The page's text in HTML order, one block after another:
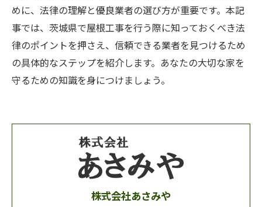
めに、法律の理解と優良業者の選び方が重要です。本記
事では、茨城県で屋根工事を行う際に知っておくべき法
律のポイントを押さえ、信頼できる業者を見つけるため
の具体的なステップを紹介します。あなたの大切な家を
守るための知識を身につけましょう。
株式会社あさみや